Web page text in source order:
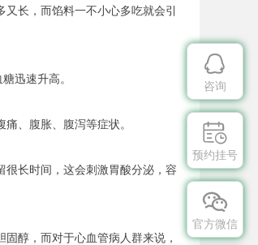
长，而馅料一不小心多吃就会引
迅速升高。
、腹胀、腹泻等症状。
长时间，这会刺激胃酸分泌，容
醇，而对于心血管病人群来说，

咨询

预约挂号

官方微信